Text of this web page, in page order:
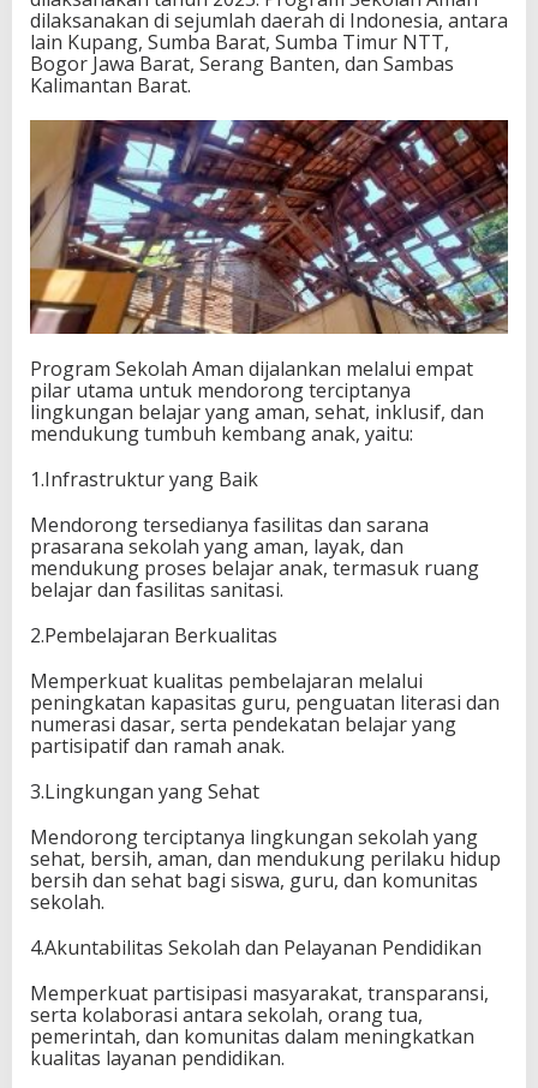
dilaksanakan di sejumlah daerah di Indonesia, antara
lain Kupang, Sumba Barat, Sumba Timur NTT,
Bogor Jawa Barat, Serang Banten, dan Sambas
Kalimantan Barat.
Program Sekolah Aman dijalankan melalui empat
pilar utama untuk mendorong terciptanya
lingkungan belajar yang aman, sehat, inklusif, dan
mendukung tumbuh kembang anak, yaitu:
1.Infrastruktur yang Baik
Mendorong tersedianya fasilitas dan sarana
prasarana sekolah yang aman, layak, dan
mendukung proses belajar anak, termasuk ruang
belajar dan fasilitas sanitasi.
2.Pembelajaran Berkualitas
Memperkuat kualitas pembelajaran melalui
peningkatan kapasitas guru, penguatan literasi dan
numerasi dasar, serta pendekatan belajar yang
partisipatif dan ramah anak.
3.Lingkungan yang Sehat
Mendorong terciptanya lingkungan sekolah yang
sehat, bersih, aman, dan mendukung perilaku hidup
bersih dan sehat bagi siswa, guru, dan komunitas
sekolah.
4.Akuntabilitas Sekolah dan Pelayanan Pendidikan
Memperkuat partisipasi masyarakat, transparansi,
serta kolaborasi antara sekolah, orang tua,
pemerintah, dan komunitas dalam meningkatkan
kualitas layanan pendidikan.